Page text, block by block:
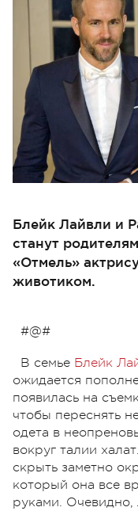
Блейк Лайвли и
станут
«Отмель»
животиком.
#@#
В семье Блейк
ожидается
появилась на
чтобы переснять
одета в
вокруг талии
скрыть заметно
который она все
руками. Очевидно,